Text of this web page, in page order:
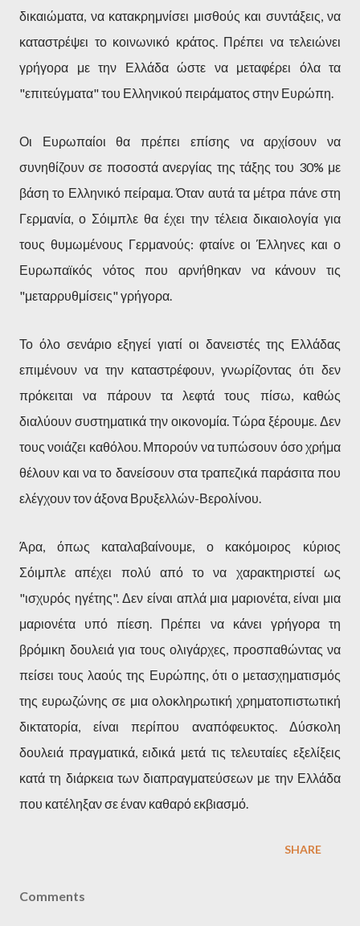
δικαιώματα, να κατακρημνίσει μισθούς και συντάξεις, να
καταστρέψει το κοινωνικό κράτος. Πρέπει να τελειώνει
γρήγορα με την Ελλάδα ώστε να μεταφέρει όλα τα
"επιτεύγματα" του Ελληνικού πειράματος στην Ευρώπη.
Οι Ευρωπαίοι θα πρέπει επίσης να αρχίσουν να
συνηθίζουν σε ποσοστά ανεργίας της τάξης του 30% με
βάση το Ελληνικό πείραμα. Όταν αυτά τα μέτρα πάνε στη
Γερμανία, ο Σόιμπλε θα έχει την τέλεια δικαιολογία για
τους θυμωμένους Γερμανούς: φταίνε οι Έλληνες και ο
Ευρωπαϊκός νότος που αρνήθηκαν να κάνουν τις
"μεταρρυθμίσεις" γρήγορα.
Το όλο σενάριο εξηγεί γιατί οι δανειστές της Ελλάδας
επιμένουν να την καταστρέφουν, γνωρίζοντας ότι δεν
πρόκειται να πάρουν τα λεφτά τους πίσω, καθώς
διαλύουν συστηματικά την οικονομία. Τώρα ξέρουμε. Δεν
τους νοιάζει καθόλου. Μπορούν να τυπώσουν όσο χρήμα
θέλουν και να το δανείσουν στα τραπεζικά παράσιτα που
ελέγχουν τον άξονα Βρυξελλών-Βερολίνου.
Άρα, όπως καταλαβαίνουμε, ο κακόμοιρος κύριος
Σόιμπλε απέχει πολύ από το να χαρακτηριστεί ως
"ισχυρός ηγέτης". Δεν είναι απλά μια μαριονέτα, είναι μια
μαριονέτα υπό πίεση. Πρέπει να κάνει γρήγορα τη
βρόμικη δουλειά για τους ολιγάρχες, προσπαθώντας να
πείσει τους λαούς της Ευρώπης, ότι ο μετασχηματισμός
της ευρωζώνης σε μια ολοκληρωτική χρηματοπιστωτική
δικτατορία, είναι περίπου αναπόφευκτος. Δύσκολη
δουλειά πραγματικά, ειδικά μετά τις τελευταίες εξελίξεις
κατά τη διάρκεια των διαπραγματεύσεων με την Ελλάδα
που κατέληξαν σε έναν καθαρό εκβιασμό.
SHARE
Comments